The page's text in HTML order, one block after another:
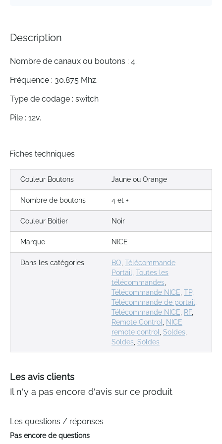
Description
Nombre de canaux ou boutons : 4.
Fréquence : 30.875 Mhz.
Type de codage : switch
Pile : 12v.
Fiches techniques
Couleur Boutons Jaune ou Orange
Nombre de boutons 4 et +
Couleur Boitier Noir
Marque NICE
Dans les catégories BO, Télécommande
Portail, Toutes les
télécommandes,
Télécommande NICE, TP,
Télécommande de portail,
Télécommande NICE, RF,
Remote Control, NICE
remote control, Soldes,
Soldes, Soldes
Les avis clients
Il n'y a pas encore d'avis sur ce produit
Les questions / réponses
Pas encore de questions